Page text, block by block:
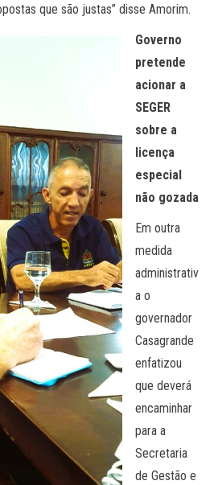
que são justas” disse Amorim.
Governo
pretende
acionar a
SEGER
sobre a
licença
especial
não gozada
Em outra
medida
administrativ
a o
governador
Casagrande
enfatizou
que deverá
encaminhar
para a
Secretaria
de Gestão e